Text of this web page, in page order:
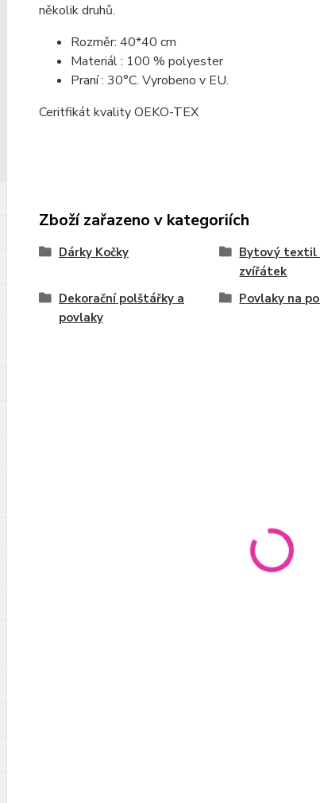
několik druhů.
Rozměr: 40*40 cm
Materiál : 100 % polyester
Praní : 30°C. Vyrobeno v EU.
Ceritfikát kvality OEKO-TEX
Zboží zařazeno v kategoriích
Dárky Kočky
Bytový textil
zvířátek
Dekorační polštářky a
povlaky
Povlaky na